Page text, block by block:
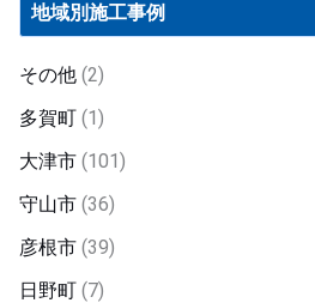
地域別施工事例
その他(2)
多賀町(1)
大津市(101)
守山市(36)
彦根市(39)
日野町(7)